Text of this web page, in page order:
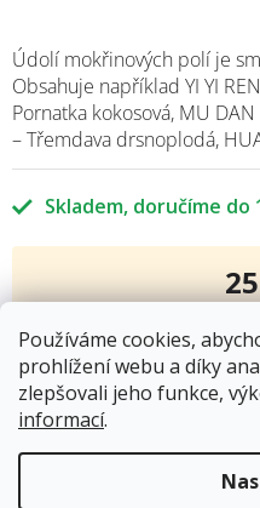
Používáme cookies,
prohlížení webu a díky
zlepšovali jeho funkce,
informací.
Skladem
Údolí mokřinových polí je
Obsahuje například YI YI
Pornatka kokosová, MU
– Třemdava drsnoplodá,
Kód produktu:
Kategorie:
TCM Bohemia